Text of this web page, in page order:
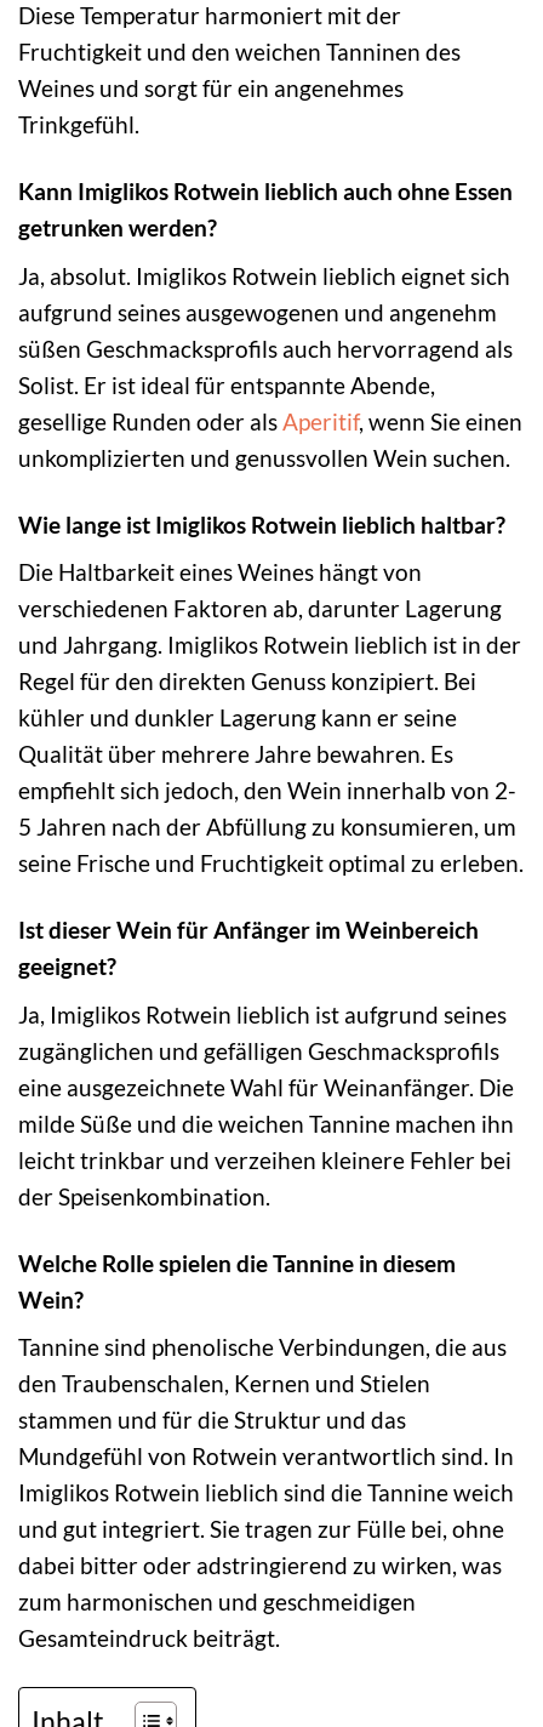
Diese Temperatur harmoniert mit der
Fruchtigkeit und den weichen Tanninen des
Weines und sorgt für ein angenehmes
Trinkgefühl.
Kann Imiglikos Rotwein lieblich auch ohne Essen
getrunken werden?
Ja, absolut. Imiglikos Rotwein lieblich eignet sich
aufgrund seines ausgewogenen und angenehm
süßen Geschmacksprofils auch hervorragend als
Solist. Er ist ideal für entspannte Abende,
gesellige Runden oder alsAperitif, wenn Sie einen
unkomplizierten und genussvollen Wein suchen.
Wie lange ist Imiglikos Rotwein lieblich haltbar?
Die Haltbarkeit eines Weines hängt von
verschiedenen Faktoren ab, darunter Lagerung
und Jahrgang. Imiglikos Rotwein lieblich ist in der
Regel für den direkten Genuss konzipiert. Bei
kühler und dunkler Lagerung kann er seine
Qualität über mehrere Jahre bewahren. Es
empfiehlt sich jedoch, den Wein innerhalb von 2-
5 Jahren nach der Abfüllung zu konsumieren, um
seine Frische und Fruchtigkeit optimal zu erleben.
Ist dieser Wein für Anfänger im Weinbereich
geeignet?
Ja, Imiglikos Rotwein lieblich ist aufgrund seines
zugänglichen und gefälligen Geschmacksprofils
eine ausgezeichnete Wahl für Weinanfänger. Die
milde Süße und die weichen Tannine machen ihn
leicht trinkbar und verzeihen kleinere Fehler bei
der Speisenkombination.
Welche Rolle spielen die Tannine in diesem
Wein?
Tannine sind phenolische Verbindungen, die aus
den Traubenschalen, Kernen und Stielen
stammen und für die Struktur und das
Mundgefühl von Rotwein verantwortlich sind. In
Imiglikos Rotwein lieblich sind die Tannine weich
und gut integriert. Sie tragen zur Fülle bei, ohne
dabei bitter oder adstringierend zu wirken, was
zum harmonischen und geschmeidigen
Gesamteindruck beiträgt.